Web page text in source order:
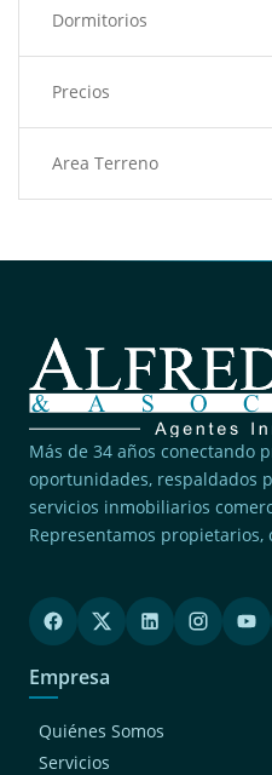
Dormitorios
Precios
Area Terreno
Más de 34 años conectando
oportunidades, respaldados
servicios inmobiliarios
Representamos
Empresa
Quiénes Somos
Servicios